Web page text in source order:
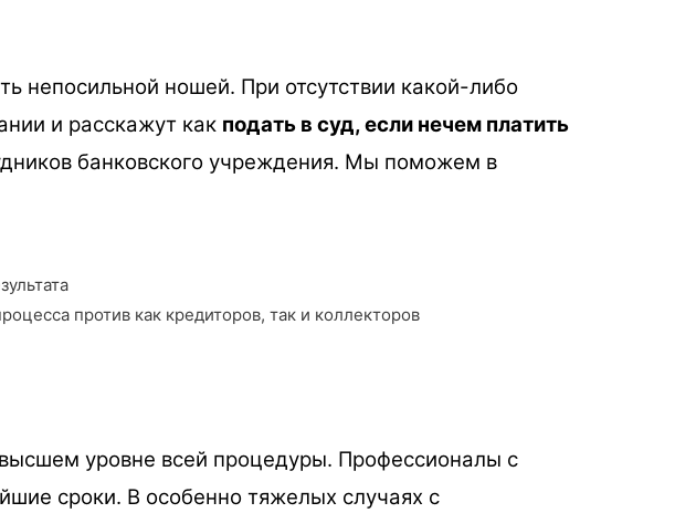
непосильной ношей. При отсутствии какой-либо
и расскажут как подать в суд, если нечем платить
банковского учреждения. Мы поможем в
против как кредиторов, так и коллекторов
уровне всей процедуры. Профессионалы с
сроки. В особенно тяжелых случаях с